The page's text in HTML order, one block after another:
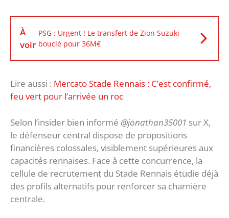
À
voir
PSG : Urgent ! Le transfert de Zion Suzuki
bouclé pour 36M€
Lire aussi : Mercato Stade Rennais : C’est confirmé,
feu vert pour l’arrivée un roc
Selon l’insider bien informé @jonathan35001 sur X,
le défenseur central dispose de propositions
financières colossales, visiblement supérieures aux
capacités rennaises. Face à cette concurrence, la
cellule de recrutement du Stade Rennais étudie déjà
des profils alternatifs pour renforcer sa charnière
centrale.